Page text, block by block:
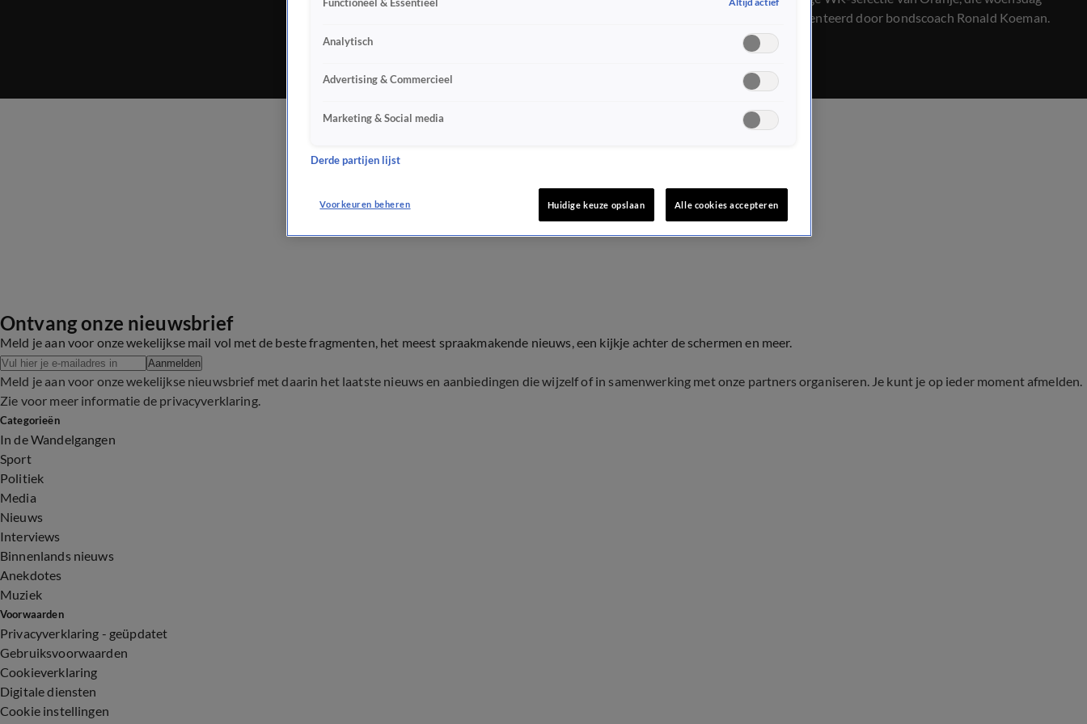
werd gepresenteerd door bondscoach Ronald Koeman.
Ontvang onze nieuwsbrief
Meld je aan voor onze wekelijkse mail vol met de beste fragmenten, het meest spraakmakende nieuws, een kijkje achter de schermen en meer.
Aanmelden
Meld je aan voor onze wekelijkse nieuwsbrief met daarin het laatste nieuws en aanbiedingen die wijzelf of in samenwerking met onze partners organiseren. Je kunt je op ieder moment afmelden.
Zie voor meer informatie de privacyverklaring.
Categorieën
In de Wandelgangen
Sport
Politiek
Media
Nieuws
Interviews
Binnenlands nieuws
Anekdotes
Muziek
Voorwaarden
Privacyverklaring - geüpdatet
Gebruiksvoorwaarden
Cookieverklaring
Digitale diensten
Cookie instellingen
Functioneel & Essentieel
Analytisch
Advertising & Commercieel
Marketing & Social media
Derde partijen lijst
Voorkeuren beheren Huidige keuze opslaan Alle cookies accepteren